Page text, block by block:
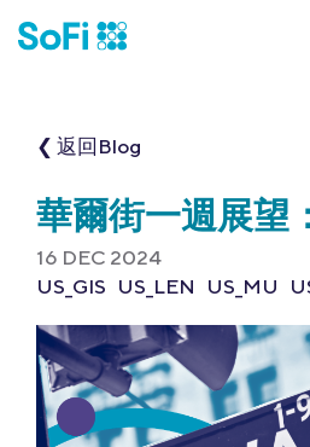
❮ 返回Blog
華爾街一週展望
16 DEC 2024
US_GIS US_LEN US_MU